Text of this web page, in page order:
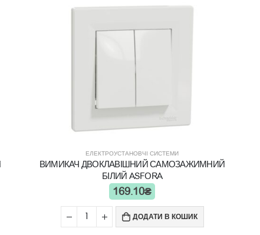
ЕЛЕКТРОУСТАНОВЧІ СИСТЕМИ
ВИМИКАЧ ДВОКЛАВІШНИЙ САМОЗАЖИМНИЙ
БІЛИЙ ASFORA
169.10₴
ДОДАТИ В КОШИК